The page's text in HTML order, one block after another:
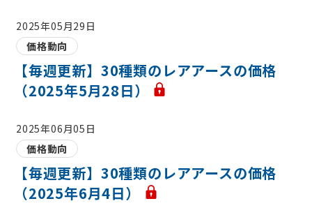
2025年05月29日
価格動向
【毎週更新】30種類のレアアースの価格
（2025年5月28日）
2025年06月05日
価格動向
【毎週更新】30種類のレアアースの価格
（2025年6月4日）